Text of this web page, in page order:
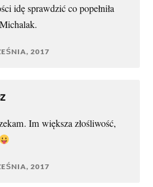
idę sprawdzić co popełniła
2017
Im większa złośliwość,
2017